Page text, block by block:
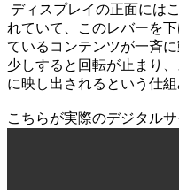
ディスプレイの正面には
れていて、このレバーを
ているコンテンツが一斉
少しすると回転が止まり
に映し出されるという仕
こちらが実際のデジタル